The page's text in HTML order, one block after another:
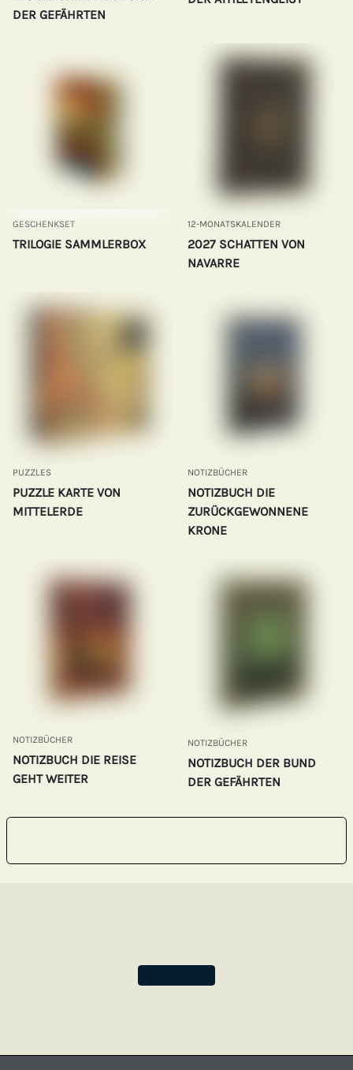
DER GEFÄHRTEN
GESCHENKSET
TRILOGIE SAMMLERBOX
12-MONATSKALENDER
2027 SCHATTEN VON
NAVARRE
PUZZLES
PUZZLE KARTE VON
MITTELERDE
NOTIZBÜCHER
NOTIZBUCH DIE
ZURÜCKGEWONNENE
KRONE
NOTIZBÜCHER
NOTIZBUCH DIE REISE
GEHT WEITER
NOTIZBÜCHER
NOTIZBUCH DER BUND
DER GEFÄHRTEN